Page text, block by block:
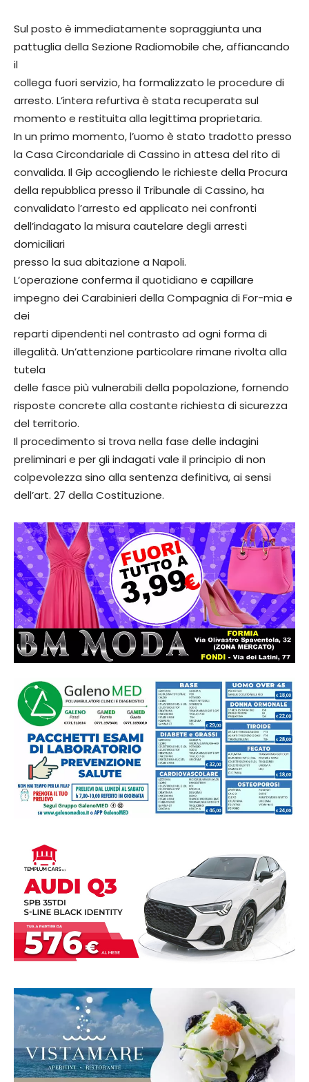
Sul posto è immediatamente sopraggiunta una
pattuglia della Sezione Radiomobile che, affiancando
il
collega fuori servizio, ha formalizzato le procedure di
arresto. L’intera refurtiva è stata recuperata sul
momento e restituita alla legittima proprietaria.
In un primo momento, l’uomo è stato tradotto presso
la Casa Circondariale di Cassino in attesa del rito di
convalida. Il Gip accogliendo le richieste della Procura
della repubblica presso il Tribunale di Cassino, ha
convalidato l’arresto ed applicato nei confronti
dell’indagato la misura cautelare degli arresti
domiciliari
presso la sua abitazione a Napoli.
L’operazione conferma il quotidiano e capillare
impegno dei Carabinieri della Compagnia di For-mia e
dei
reparti dipendenti nel contrasto ad ogni forma di
illegalità. Un’attenzione particolare rimane rivolta alla
tutela
delle fasce più vulnerabili della popolazione, fornendo
risposte concrete alla costante richiesta di sicurezza
del territorio.
Il procedimento si trova nella fase delle indagini
preliminari e per gli indagati vale il principio di non
colpevolezza sino alla sentenza definitiva, ai sensi
dell’art. 27 della Costituzione.